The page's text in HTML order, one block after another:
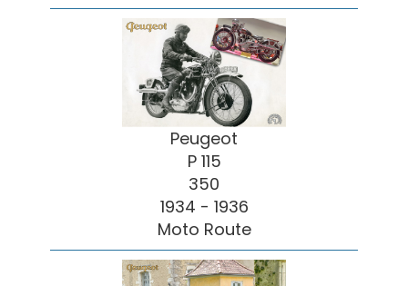
Peugeot
P 115
350
1934 - 1936
Moto Route